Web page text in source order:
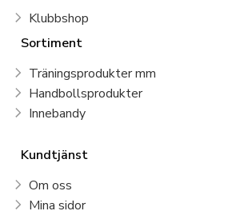
Klubbshop
Sortiment
Träningsprodukter mm
Handbollsprodukter
Innebandy
Kundtjänst
Om oss
Mina sidor